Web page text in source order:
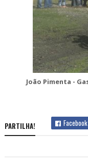
João Pimenta -
PARTILHA! Facebook